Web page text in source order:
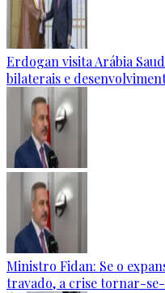
Erdogan visita Arábia
bilaterais e
Ministro Fidan: Se o
travado, a crise tornar-